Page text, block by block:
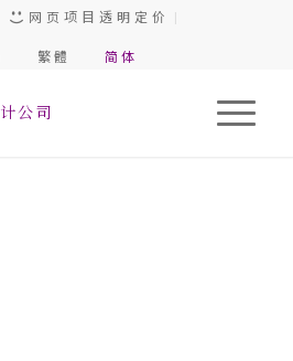
网 页 项 目 透 明 定 价
繁 體 简 体